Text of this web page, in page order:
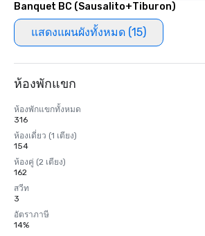
Banquet BC (Sausalito+Tiburon)
แสดงแผนผังทั้งหมด (15)
ห้องพักแขก
ห้องพักแขกทั้งหมด
316
ห้องเดี่ยว (1 เตียง)
154
ห้องคู่ (2 เตียง)
162
สวีท
3
อัตราภาษี
14%